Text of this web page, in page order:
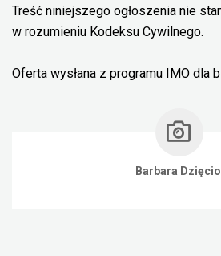
Treść niniejszego ogłoszenia nie
w rozumieniu Kodeksu Cywilnego.
Oferta wysłana z programu IMO dla
Barbara